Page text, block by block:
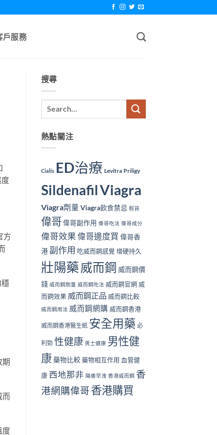
戶服務
方
而
度
搜尋
熱點關注
Cialis ED治療 Levitra Priligy
SildenafilViagra
Viagra劑量 Viagra飲食禁忌 假貨
偉哥 偉哥副作用 偉哥吃法 偉哥成分
偉哥效果偉哥邊度買 偉哥香
港 副作用 吃威而鋼感覺 增硬持久
壯陽藥 威而鋼 威而鋼價
錢 威而鋼劑量 威而鋼吃法 威而鋼官網 威
而鋼效果 威而鋼正品 威而鋼比較
威而鋼用法 威而鋼網購 威而鋼香港
威而鋼香港醫生紙 安全用藥 必
利勁 性健康 男士健康 男性健
康 藥物比較 藥物相互作用 血管健
康 西地那非 陽痿早洩 香港威而鋼 香
港網購偉哥 香港購買